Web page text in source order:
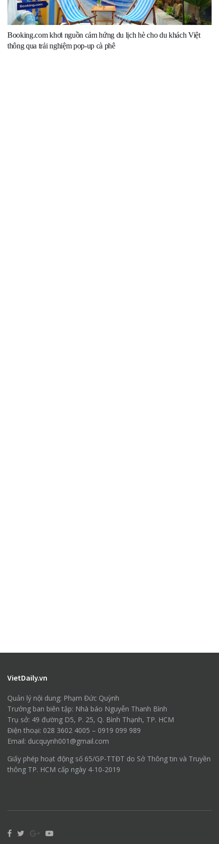
Booking.com khơi nguồn cảm hứng du lịch hè cho du khách Việt
thông qua trải nghiệm pop-up cà phê
VietDaily.vn
Quản lý nội dung: Phạm Đức Quỳnh
Trưởng ban biên tập: Nhà báo Nguyễn Thanh Bình
Trụ sở: 49 đường D5, P. 25, Q. Bình Thạnh, TP. HCM
Điện thoại: 028 3602 4005 – 0919 099 989
Email: ducquynh001@gmail.com
Giấy phép hoạt động số 65/GP-TTĐT do Sở Thông tin và Truyền
thông TP. HCM cấp ngày 4-10-2019